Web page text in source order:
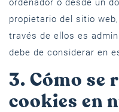
ordenador o desde un
propietario del sitio
través de ellos es
debe de considerar en
3. Cómo se
cookies en